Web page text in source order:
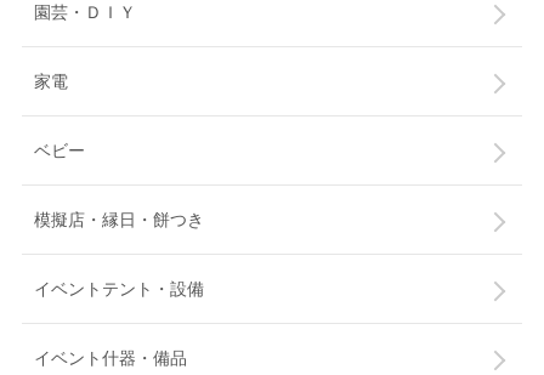
園芸・ＤＩＹ
家電
ベビー
模擬店・縁日・餅つき
イベントテント・設備
イベント什器・備品